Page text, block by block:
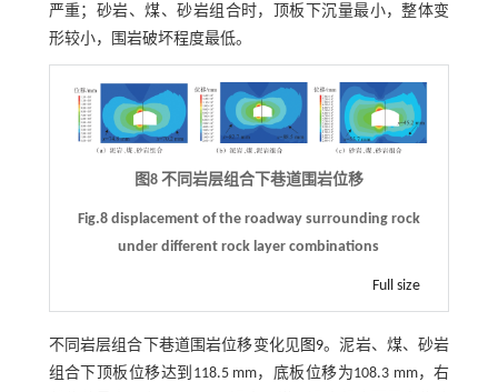
严重；砂岩、煤、砂岩组合时，顶板下沉量最小，整体变
形较小，围岩破坏程度最低。
图8 不同岩层组合下巷道围岩位移
Fig.8 displacement of the roadway surrounding rock
under different rock layer combinations
Full size
不同岩层组合下巷道围岩位移变化见图9。泥岩、煤、砂岩
组合下顶板位移达到118.5 mm，底板位移为108.3 mm，右